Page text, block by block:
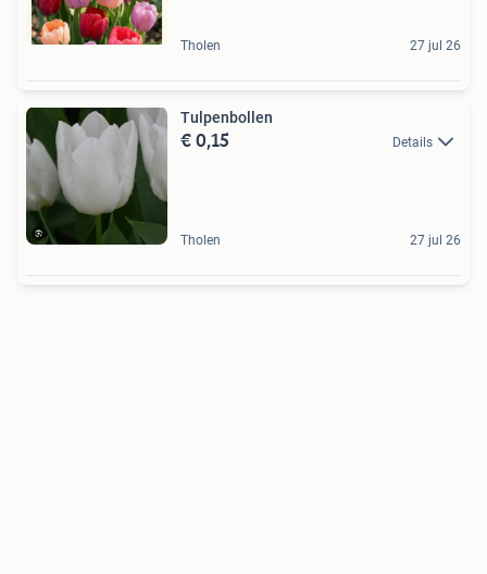
Tholen 27 jul 26
Tulpenbollen
€ 0,15 Details
Tholen 27 jul 26